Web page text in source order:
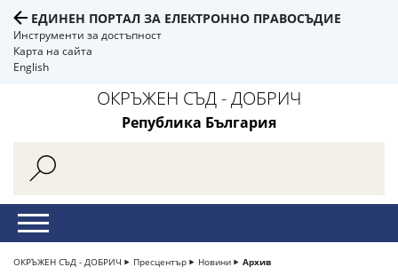
ЕДИНЕН ПОРТАЛ ЗА ЕЛЕКТРОННО ПРАВОСЪДИЕ
Инструменти за достъпност
Карта на сайта
English
ОКРЪЖЕН СЪД - ДОБРИЧ
Република България
ОКРЪЖЕН СЪД - ДОБРИЧ Пресцентър Новини Архив